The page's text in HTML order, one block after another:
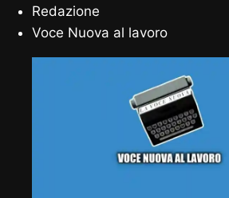
Redazione
Voce Nuova al lavoro